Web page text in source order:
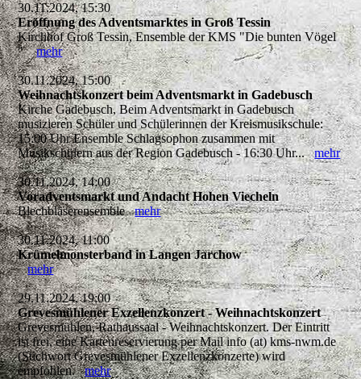
30.11.2024, 15:30
Eröffnung des Adventsmarktes in Groß Tessin
Kirchhof Groß Tessin, Ensemble der KMS "Die bunten Vögel
"mehr
30.11.2024, 15:00
Weihnachtskonzert beim Adventsmarkt in Gadebusch
Kirche Gadebusch, Beim Adventsmarkt in Gadebusch
musizieren Schüler und Schülerinnen der Kreismusikschule:
15:00 Uhr Ensemble Schlagsophon zusammen mit
Musikschülern aus der Region Gadebusch - 16:30 Uhr...mehr
30.11.2024, 14:00
Voradventsmarkt und Andacht Hohen Viecheln
Blechbläserensemblemehr
30.11.2024, 11:00
Krümelmonsterband in Langen Jarchow
mehr
29.11.2024, 19:00
Grevesmühlener Exzellenzkonzert - Weihnachtskonzert
Grevesmühlen, Rathaussaal - Weihnachtskonzert. Der Eintritt
ist frei, eine Kartenreservierung per Mail info (at) kms-nwm.de
(Stichwort Grevesmühlener Exzellenzkonzerte) wird
empfohlen.mehr